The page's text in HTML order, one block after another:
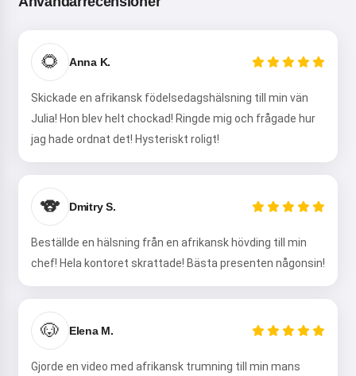
🌻 Anna K.
Skickade en afrikansk födelsedagshälsning till min vän
Julia! Hon blev helt chockad! Ringde mig och frågade hur
jag hade ordnat det! Hysteriskt roligt!
🐨 Dmitry S.
Beställde en hälsning från en afrikansk hövding till min
chef! Hela kontoret skrattade! Bästa presenten någonsin!
🐶 Elena M.
Gjorde en video med afrikansk trumning till min mans
Jag berättar magiska